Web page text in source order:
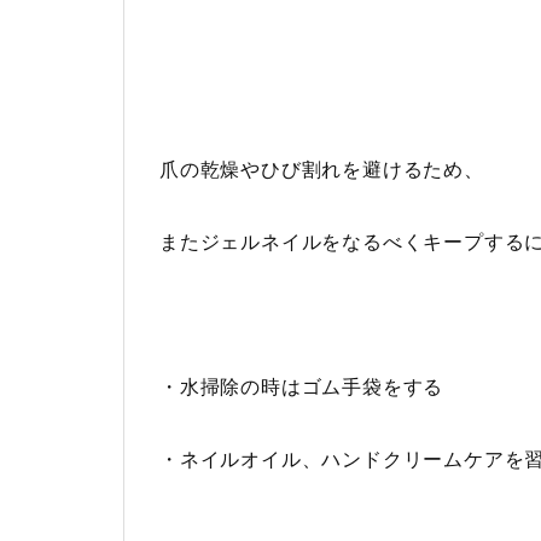
爪の乾燥やひび割れを避けるため、
またジェルネイルをなるべくキープする
・水掃除の時はゴム手袋をする
・ネイルオイル、ハンドクリームケアを